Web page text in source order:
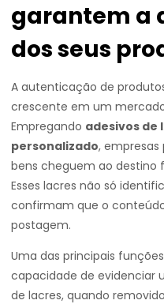
garantem a
dos seus
A autenticação de
crescente em um
Empregando adesivos de
personalizado, empresas
bens cheguem ao destino
Esses lacres não só
confirmam que o
postagem.
Uma das principais
capacidade de evidenciar
de lacres, quando